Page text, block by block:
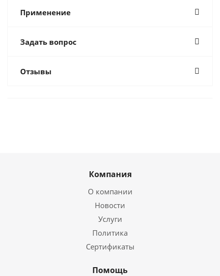
Применение
Задать вопрос
Отзывы
Компания
О компании
Новости
Услуги
Политика
Сертификаты
Помощь